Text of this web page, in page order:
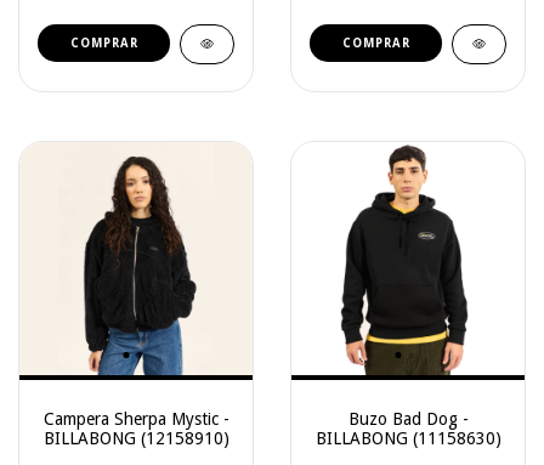
COMPRAR COMPRAR
Campera Sherpa Mystic -
BILLABONG (12158910)
Buzo Bad Dog -
BILLABONG (11158630)